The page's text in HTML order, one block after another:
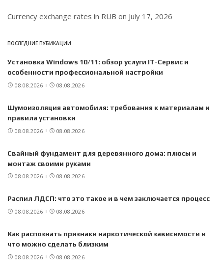
Currency exchange rates in RUB on July 17, 2026
ПОСЛЕДНИЕ ПУБИКАЦИИ
Установка Windows 10/11: обзор услуги IT-Сервис и
особенности профессиональной настройки
08.08.2026 08.08.2026
Шумоизоляция автомобиля: требования к материалам и
правила установки
08.08.2026 08.08.2026
Свайный фундамент для деревянного дома: плюсы и
монтаж своими руками
08.08.2026 08.08.2026
Распил ЛДСП: что это такое и в чем заключается процесс
08.08.2026 08.08.2026
Как распознать признаки наркотической зависимости и
что можно сделать близким
08.08.2026 08.08.2026